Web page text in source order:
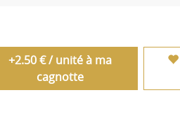
+2.50 € / unité à ma
cagnotte